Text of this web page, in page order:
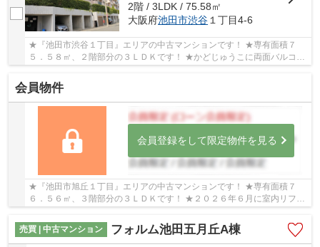
2階 / 3LDK / 75.58㎡
大阪府池田市渋谷１丁目4-6
★『池田市渋谷１丁目』エリアの中古マンションです！ ★専有面積７
５．５８㎡、２階部分の３ＬＤＫです！ ★かどじゅうこに両面バルコニ
会員物件
会員登録をして限定物件を見る
★『池田市旭丘１丁目』エリアの中古マンションです！ ★専有面積７
６．５６㎡、３階部分の３ＬＤＫです！ ★２０２６年６月に室内リフォ
売買 | 中古マンション
フォルム池田五月丘A棟